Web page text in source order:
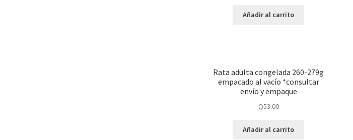
Añadir al carrito
Rata adulta congelada 260-279g
empacado al vacío *consultar
envío y empaque
Q53.00
Añadir al carrito